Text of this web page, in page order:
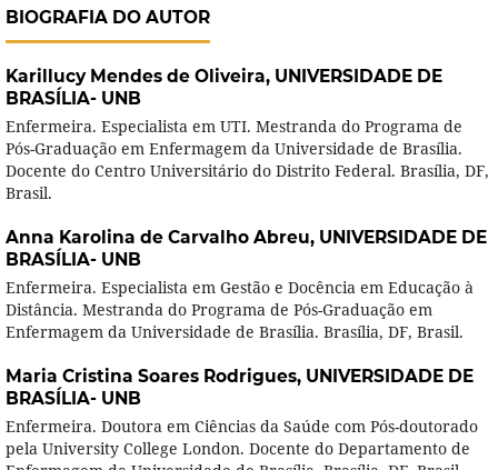
BIOGRAFIA DO AUTOR
Karillucy Mendes de Oliveira, UNIVERSIDADE DE
BRASÍLIA- UNB
Enfermeira. Especialista em UTI. Mestranda do Programa de
Pós-Graduação em Enfermagem da Universidade de Brasília.
Docente do Centro Universitário do Distrito Federal. Brasília, DF,
Brasil.
Anna Karolina de Carvalho Abreu, UNIVERSIDADE DE
BRASÍLIA- UNB
Enfermeira. Especialista em Gestão e Docência em Educação à
Distância. Mestranda do Programa de Pós-Graduação em
Enfermagem da Universidade de Brasília. Brasília, DF, Brasil.
Maria Cristina Soares Rodrigues, UNIVERSIDADE DE
BRASÍLIA- UNB
Enfermeira. Doutora em Ciências da Saúde com Pós-doutorado
pela University College London. Docente do Departamento de